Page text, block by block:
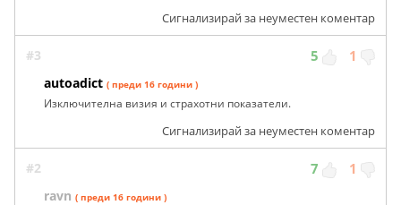
Сигнализирай за неуместен коментар
#3 5 1
autoadict ( преди 16 години )
Изключителна визия и страхотни показатели.
Сигнализирай за неуместен коментар
#2 7 1
ravn ( преди 16 години )